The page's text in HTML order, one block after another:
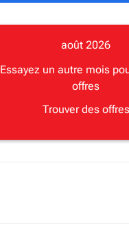
août 2026
Essayez un autre mois
offres
Trouver des offres